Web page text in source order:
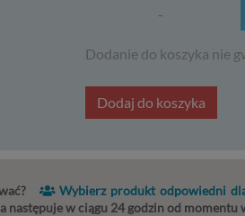
-
Dodanie do koszyka nie
Dodaj do koszyka
Wybierz produkt odpowiedni
następuje w ciągu 24 godzin od momentu